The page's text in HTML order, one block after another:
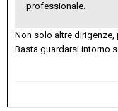
professionale.
Non solo altre
Basta guardarsi intorno